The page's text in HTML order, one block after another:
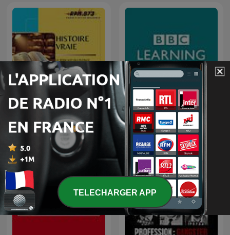
Histoire Vraie BBC 随身英语
TELECHARGER APP